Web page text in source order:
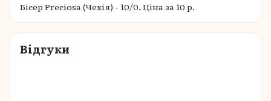
Бісер Preciosa (Чехія) - 10/0. Ціна за 10 р.
Відгуки